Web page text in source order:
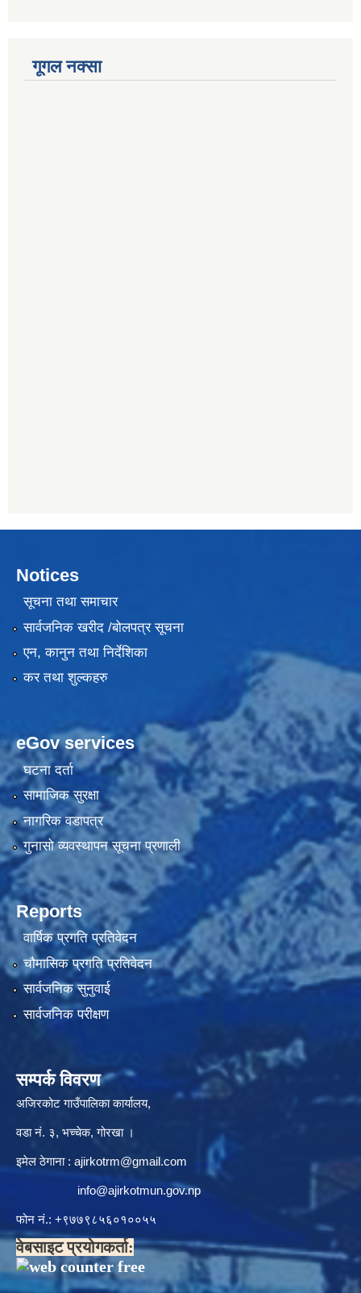
गूगल नक्सा
Notices
सूचना तथा समाचार
सार्वजनिक खरीद /बोलपत्र सूचना
एन, कानुन तथा निर्देशिका
कर तथा शुल्कहरु
eGov services
घटना दर्ता
सामाजिक सुरक्षा
नागरिक वडापत्र
गुनासो व्यवस्थापन सूचना प्रणाली
Reports
वार्षिक प्रगति प्रतिवेदन
चौमासिक प्रगति प्रतिवेदन
सार्वजनिक सुनुवाई
सार्वजनिक परीक्षण
सम्पर्क विवरण
अजिरकोट गाउँपालिका कार्यालय,
वडा नं. ३, भच्चेक, गोरखा ।
इमेल ठेगाना : ajirkotrm@gmail.com
info@ajirkotmun.gov.np
फोन नं.: ‍‌+९७७९८५६०१००५५
वेबसाइट प्रयोगकर्ता: